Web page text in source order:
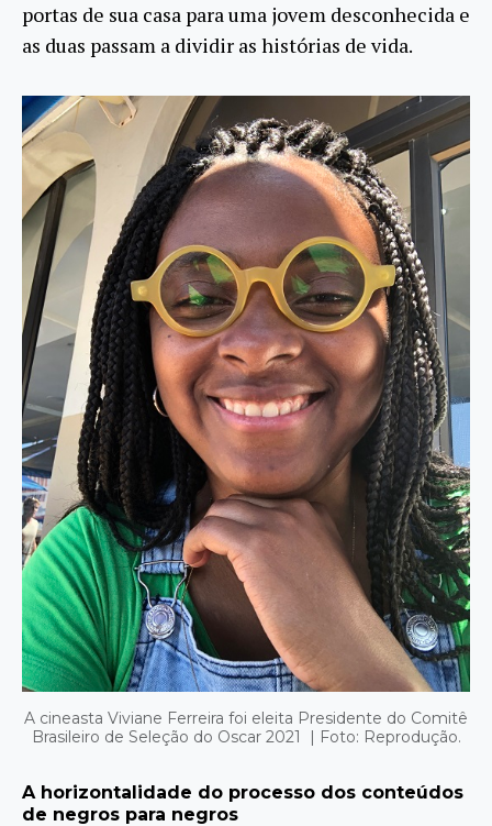
portas de sua casa para uma jovem desconhecida e
as duas passam a dividir as histórias de vida.
A cineasta Viviane Ferreira foi eleita Presidente do Comitê
Brasileiro de Seleção do Oscar 2021 | Foto: Reprodução.
A horizontalidade do processo dos conteúdos
de negros para negros